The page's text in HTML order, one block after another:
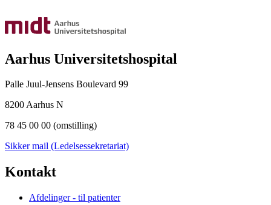
Aarhus Universitetshospital
Palle Juul-Jensens Boulevard 99
8200 Aarhus N
78 45 00 00 (omstilling)
Sikker mail (Ledelsessekretariat)
Kontakt
Afdelinger - til patienter